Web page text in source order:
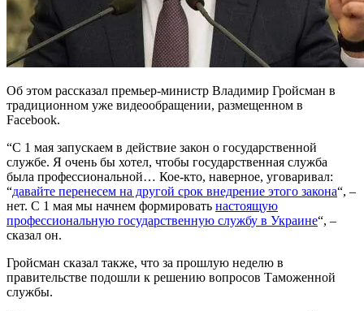
Об этом рассказал премьер-министр Владимир Гройсман в
традиционном уже видеообращении, размещенном в
Facebook.
“С 1 мая запускаем в действие закон о государственной
службе. Я очень бы хотел, чтобы государственная служба
была профессиональной… Кое-кто, наверное, уговаривал:
“давайте перенесем на другой срок внедрение этого закона“, –
нет. С 1 мая мы начнем формировать настоящую
профессиональную государственную службу в Украине“, –
сказал он.
Гройсман сказал также, что за прошлую неделю в
правительстве подошли к решению вопросов Таможенной
службы.